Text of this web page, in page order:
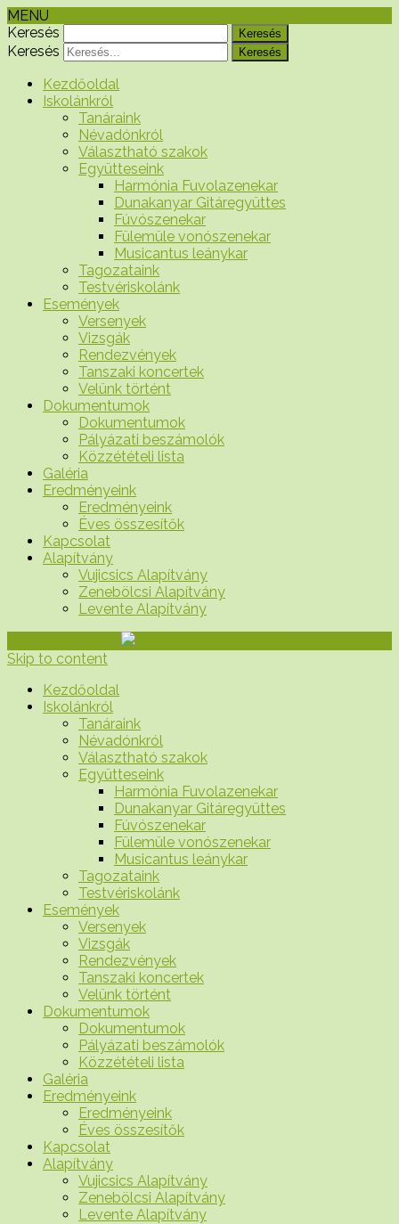
MENU
Keresés
Keresés
Kezdőoldal
Iskolánkról
Tanáraink
Névadónkról
Választható szakok
Együtteseink
Harmónia Fuvolazenekar
Dunakanyar Gitáregyüttes
Fúvószenekar
Fülemüle vonószenekar
Musicantus leánykar
Tagozataink
Testvériskolánk
Események
Versenyek
Vizsgák
Rendezvények
Tanszaki koncertek
Velünk történt
Dokumentumok
Dokumentumok
Pályázati beszámolók
Közzétételi lista
Galéria
Eredményeink
Eredményeink
Éves összesítők
Kapcsolat
Alapítvány
Vujicsics Alapítvány
Zenebölcsi Alapítvány
Levente Alapítvány
Skip to content
Kezdőoldal
Iskolánkról
Tanáraink
Névadónkról
Választható szakok
Együtteseink
Harmónia Fuvolazenekar
Dunakanyar Gitáregyüttes
Fúvószenekar
Fülemüle vonószenekar
Musicantus leánykar
Tagozataink
Testvériskolánk
Események
Versenyek
Vizsgák
Rendezvények
Tanszaki koncertek
Velünk történt
Dokumentumok
Dokumentumok
Pályázati beszámolók
Közzétételi lista
Galéria
Eredményeink
Eredményeink
Éves összesítők
Kapcsolat
Alapítvány
Vujicsics Alapítvány
Zenebölcsi Alapítvány
Levente Alapítvány